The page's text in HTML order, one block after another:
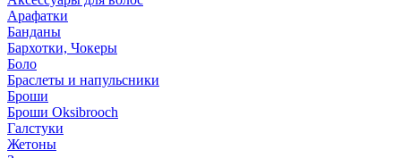
Арафатки
Банданы
Бархотки, Чокеры
Боло
Браслеты и напульсники
Броши
Броши Oksibrooch
Галстуки
Жетоны